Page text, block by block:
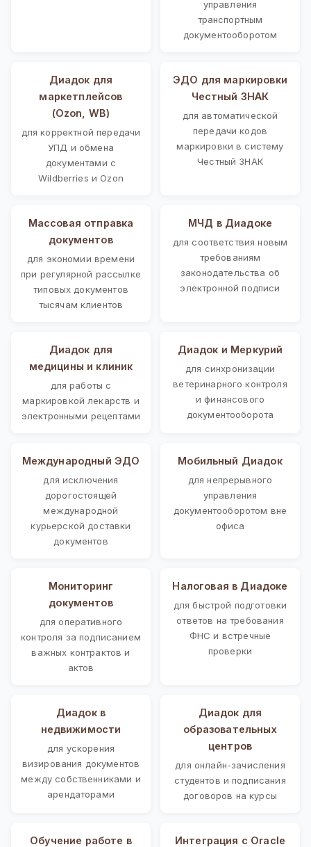
управления
транспортным
документооборотом
Диадок для
маркетплейсов
(Ozon, WB)
для корректной передачи
УПД и обмена
документами с
Wildberries и Ozon
ЭДО для маркировки
Честный ЗНАК
для автоматической
передачи кодов
маркировки в систему
Честный ЗНАК
Массовая отправка
документов
для экономии времени
при регулярной рассылке
типовых документов
тысячам клиентов
МЧД в Диадоке
для соответствия новым
требованиям
законодательства об
электронной подписи
Диадок для
медицины и клиник
для работы с
маркировкой лекарств и
электронными рецептами
Диадок и Меркурий
для синхронизации
ветеринарного контроля
и финансового
документооборота
Международный ЭДО
для исключения
дорогостоящей
международной
курьерской доставки
документов
Мобильный Диадок
для непрерывного
управления
документооборотом вне
офиса
Мониторинг
документов
для оперативного
контроля за подписанием
важных контрактов и
актов
Налоговая в Диадоке
для быстрой подготовки
ответов на требования
ФНС и встречные
проверки
Диадок в
недвижимости
для ускорения
визирования документов
между собственниками и
арендаторами
Диадок для
образовательных
центров
для онлайн-зачисления
студентов и подписания
договоров на курсы
Обучение работе в
Интеграция с Oracle